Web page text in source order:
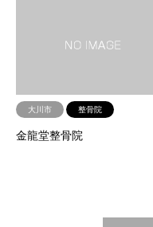
大川市 整骨院
金龍堂整骨院